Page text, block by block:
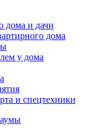
дома и дачи
дома
у дома
и спецтехники